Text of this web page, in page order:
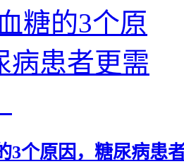
3个原因，糖尿病患